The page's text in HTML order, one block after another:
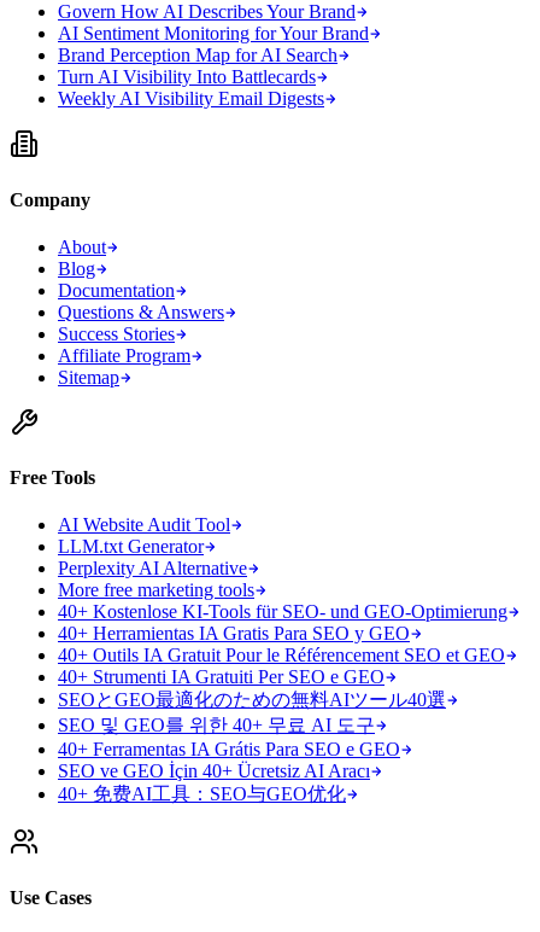
Govern How AI Describes Your Brand
AI Sentiment Monitoring for Your Brand
Brand Perception Map for AI Search
Turn AI Visibility Into Battlecards
Weekly AI Visibility Email Digests
Company
About
Blog
Documentation
Questions & Answers
Success Stories
Affiliate Program
Sitemap
Free Tools
AI Website Audit Tool
LLM.txt Generator
Perplexity AI Alternative
More free marketing tools
40+ Kostenlose KI-Tools für SEO- und GEO-Optimierung
40+ Herramientas IA Gratis Para SEO y GEO
40+ Outils IA Gratuit Pour le Référencement SEO et GEO
40+ Strumenti IA Gratuiti Per SEO e GEO
SEOとGEO最適化のための無料AIツール40選
SEO 및 GEO를 위한 40+ 무료 AI 도구
40+ Ferramentas IA Grátis Para SEO e GEO
SEO ve GEO İçin 40+ Ücretsiz AI Aracı
40+ 免费AI工具：SEO与GEO优化
Use Cases